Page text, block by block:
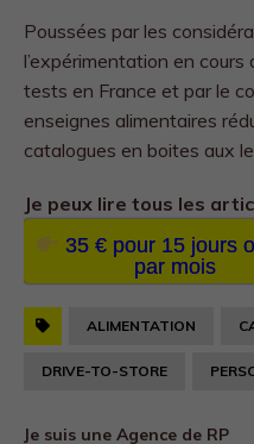
Poussées par les
l’expérimentation en
tests en France et par le
enseignes alimentaires
catalogues en boites aux
Je peux lire tous les
35 € pour 15 jours
par mois
ALIMENTATION
DRIVE-TO-STORE
Je suis une Agence de RP